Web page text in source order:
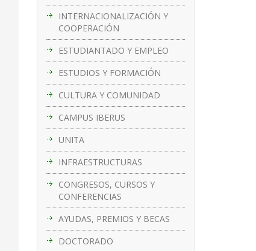
INTERNACIONALIZACIÓN Y
COOPERACIÓN
ESTUDIANTADO Y EMPLEO
ESTUDIOS Y FORMACIÓN
CULTURA Y COMUNIDAD
CAMPUS IBERUS
UNITA
INFRAESTRUCTURAS
CONGRESOS, CURSOS Y
CONFERENCIAS
AYUDAS, PREMIOS Y BECAS
DOCTORADO